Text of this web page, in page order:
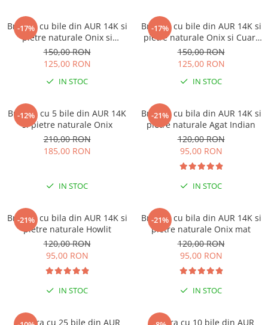
-17%
Bratara cu bile din AUR 14K si
pietre naturale Onix si
Labradorit
150,00 RON
125,00 RON
IN STOC
-17%
Bratara cu bile din AUR 14K si
pietre naturale Onix si Cuart
Roz
150,00 RON
125,00 RON
IN STOC
-12%
Bratara cu 5 bile din AUR 14K
si pietre naturale Onix
210,00 RON
185,00 RON
IN STOC
-21%
Bratara cu bila din AUR 14K si
pietre naturale Agat Indian
120,00 RON
95,00 RON
IN STOC
-21%
Bratara cu bila din AUR 14K si
pietre naturale Howlit
120,00 RON
95,00 RON
IN STOC
-21%
Bratara cu bila din AUR 14K si
pietre naturale Onix mat
120,00 RON
95,00 RON
IN STOC
Bratara cu 25 bile din AUR Bratara cu 10 bile din AUR